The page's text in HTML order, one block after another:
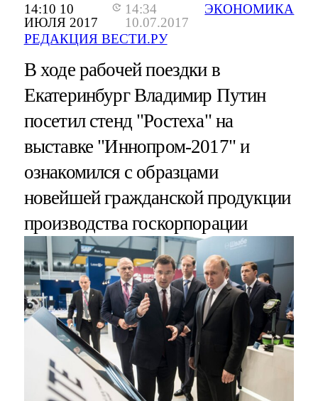
14:10 10
ИЮЛЯ 2017
14:34
10.07.2017
РЕДАКЦИЯ ВЕСТИ.РУ
ЭКОНОМИКА
В ходе рабочей поездки в
Екатеринбург Владимир Путин
посетил стенд "Ростеха" на
выставке "Иннопром-2017" и
ознакомился с образцами
новейшей гражданской продукции
производства госкорпорации